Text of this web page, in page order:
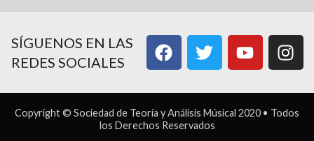
SÍGUENOS EN LAS
REDES SOCIALES
Copyright © Sociedad de Teoría y Análisis Músical 2020 • Todos
los Derechos Reservados